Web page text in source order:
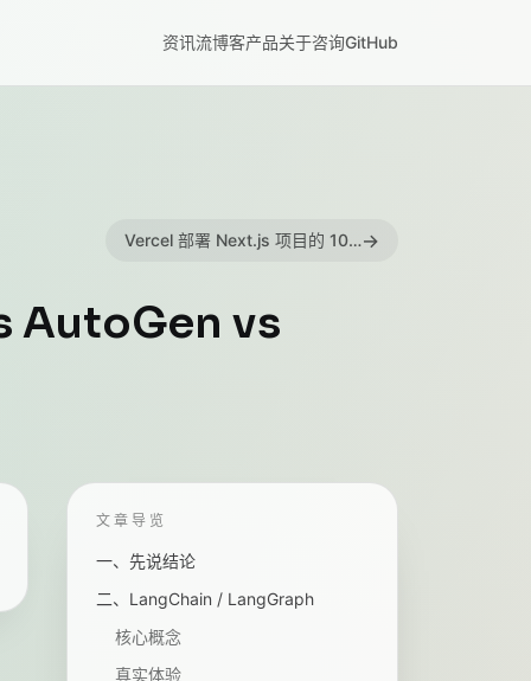
资讯流博客产品关于咨询GitHub
Vercel 部署 Next.js 项目的 10 个实用技巧→
AutoGen vs
文章导览
一、先说结论
二、LangChain / LangGraph
核心概念
真实体验